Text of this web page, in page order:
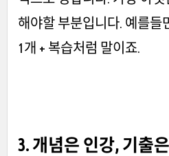
해야할 부분입니다. 예를들
1개 + 복습처럼 말이죠.
3. 개념은 인강, 기출